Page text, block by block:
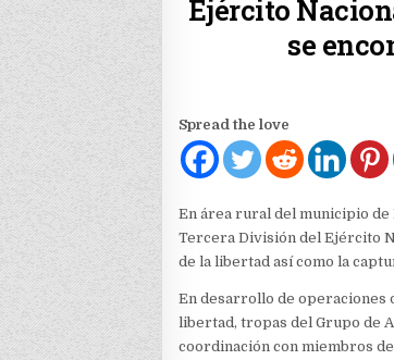
Ejército
se
Spread the love
En área rural del municipio de
Tercera División del Ejército
de la libertad así como la
En desarrollo de operaciones
libertad, tropas del Grupo de
coordinación con miembros